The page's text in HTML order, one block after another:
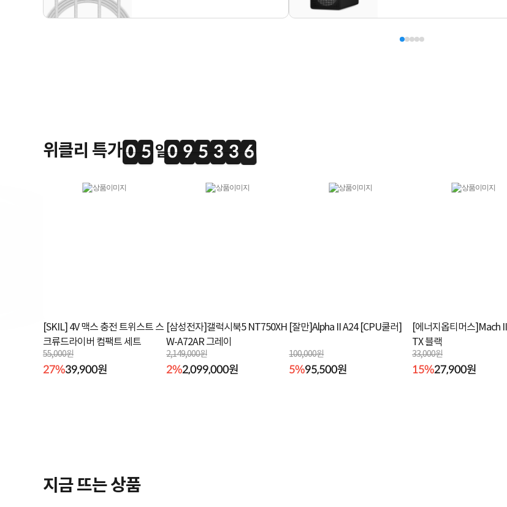
위클리 특가0
0 5
5 0
0 9
9 5
5 3
3 3
3
3
3 5
6
5
[SKIL] 4V 맥스 충전 트위스트 스
크류드라이버 컴팩트 세트
55,000원
27%39,900원
[삼성전자]갤럭시북5 NT750XH
W-A72AR 그레이
2,149,000원
2%2,099,000원
[잘만]Alpha II A24 [CPU쿨러]
100,000원
5%95,500원
[에너지옵티머스]Mach III 83+ A
TX 블랙
33,000원
15%27,900원
지금 뜨는 상품